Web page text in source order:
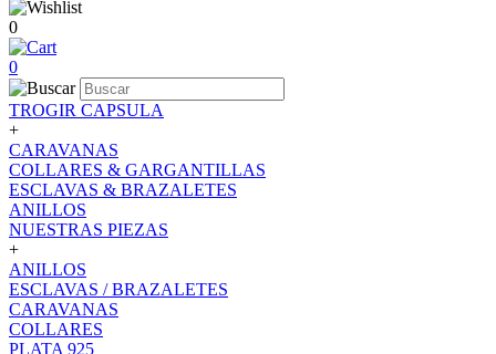
0
0
TROGIR CAPSULA
+
CARAVANAS
COLLARES & GARGANTILLAS
ESCLAVAS & BRAZALETES
ANILLOS
NUESTRAS PIEZAS
+
ANILLOS
ESCLAVAS / BRAZALETES
CARAVANAS
COLLARES
PLATA 925